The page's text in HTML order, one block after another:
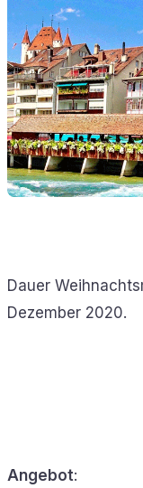
Dauer
Dezember 2020.
Angebot: